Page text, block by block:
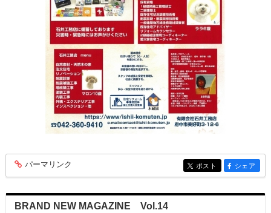
entry349
パーマリンク entry349
ポスト entry349
シェア
BRAND NEW MAGAZINE Vol.14